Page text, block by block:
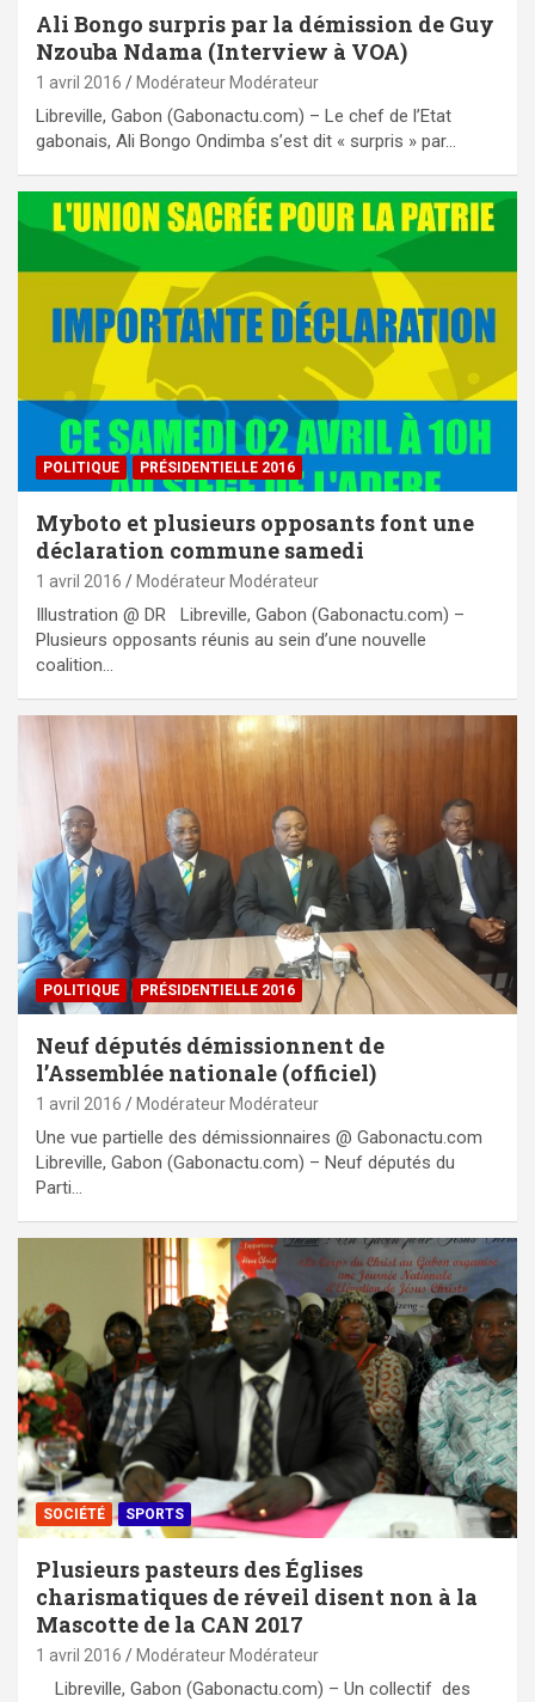
Ali Bongo surpris par la démission de Guy
Nzouba Ndama (Interview à VOA)
1 avril 2016 Modérateur Modérateur
Libreville, Gabon (Gabonactu.com) – Le chef de l’Etat
gabonais, Ali Bongo Ondimba s’est dit « surpris » par…
POLITIQUE PRÉSIDENTIELLE 2016
Myboto et plusieurs opposants font une
déclaration commune samedi
1 avril 2016 Modérateur Modérateur
Illustration @ DR Libreville, Gabon (Gabonactu.com) –
Plusieurs opposants réunis au sein d’une nouvelle
coalition…
POLITIQUE PRÉSIDENTIELLE 2016
Neuf députés démissionnent de
l’Assemblée nationale (officiel)
1 avril 2016 Modérateur Modérateur
Une vue partielle des démissionnaires @ Gabonactu.com
Libreville, Gabon (Gabonactu.com) – Neuf députés du
Parti…
SOCIÉTÉ SPORTS
Plusieurs pasteurs des Églises
charismatiques de réveil disent non à la
Mascotte de la CAN 2017
1 avril 2016 Modérateur Modérateur
Libreville, Gabon (Gabonactu.com) – Un collectif des